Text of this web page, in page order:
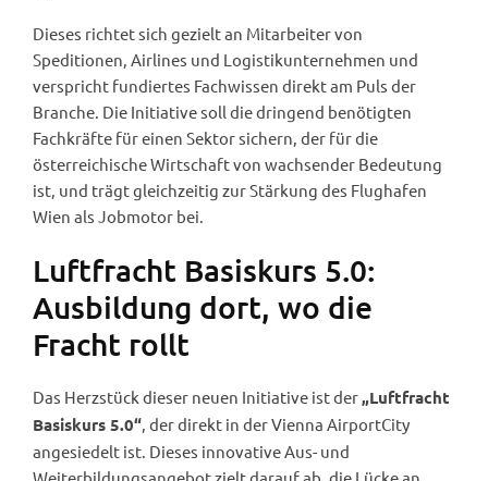
Dieses richtet sich gezielt an Mitarbeiter von
Speditionen, Airlines und Logistikunternehmen und
verspricht fundiertes Fachwissen direkt am Puls der
Branche. Die Initiative soll die dringend benötigten
Fachkräfte für einen Sektor sichern, der für die
österreichische Wirtschaft von wachsender Bedeutung
ist, und trägt gleichzeitig zur Stärkung des Flughafen
Wien als Jobmotor bei.
Luftfracht Basiskurs 5.0:
Ausbildung dort, wo die
Fracht rollt
Das Herzstück dieser neuen Initiative ist der„Luftfracht
Basiskurs 5.0“, der direkt in der Vienna AirportCity
angesiedelt ist. Dieses innovative Aus- und